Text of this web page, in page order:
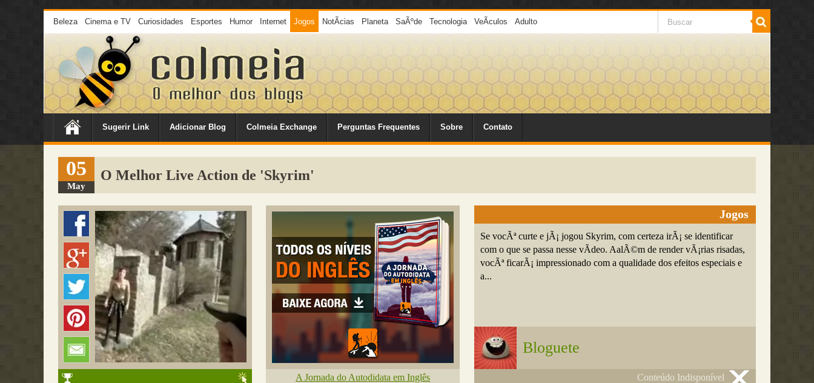
Beleza Cinema e TV Curiosidades Esportes Humor Internet Jogos NotÃ­cias Planeta SaÃºde Tecnologia VeÃ­culos Adulto
Sugerir Link Adicionar Blog Colmeia Exchange Perguntas Frequentes Sobre Contato
05
May
O Melhor Live Action de 'Skyrim'
A Jornada do Autodidata em Inglês
Jogos
Se vocÃª curte e jÃ¡ jogou Skyrim, com certeza irÃ¡ se identificar
com o que se passa nesse vÃ­deo. AalÃ©m de render vÃ¡rias risadas,
vocÃª ficarÃ¡ impressionado com a qualidade dos efeitos especiais e
a...
Bloguete
Conteúdo Indisponível